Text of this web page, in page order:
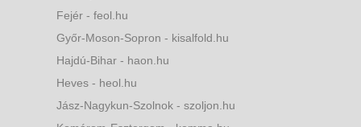
Fejér - feol.hu
Győr-Moson-Sopron - kisalfold.hu
Hajdú-Bihar - haon.hu
Heves - heol.hu
Jász-Nagykun-Szolnok - szoljon.hu